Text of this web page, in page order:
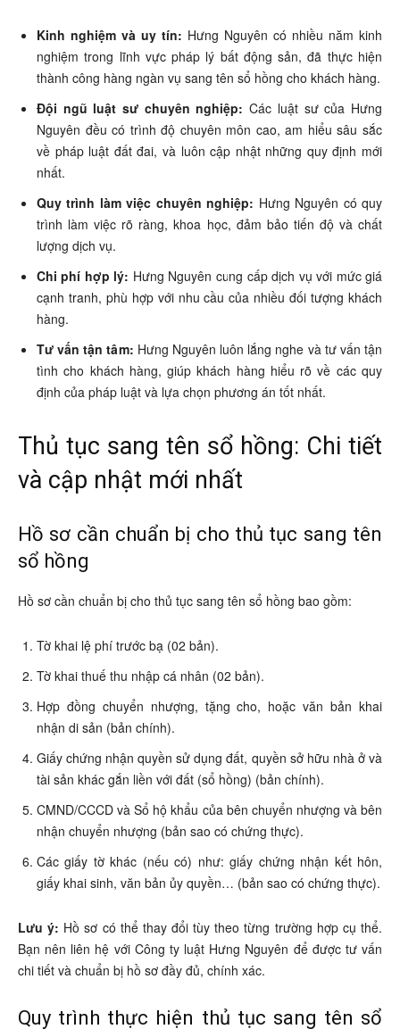
Kinh nghiệm và uy tín: Hưng Nguyên có nhiều năm kinh
nghiệm trong lĩnh vực pháp lý bất động sản, đã thực hiện
thành công hàng ngàn vụ sang tên sổ hồng cho khách hàng.
Đội ngũ luật sư chuyên nghiệp: Các luật sư của Hưng
Nguyên đều có trình độ chuyên môn cao, am hiểu sâu sắc
về pháp luật đất đai, và luôn cập nhật những quy định mới
nhất.
Quy trình làm việc chuyên nghiệp: Hưng Nguyên có quy
trình làm việc rõ ràng, khoa học, đảm bảo tiến độ và chất
lượng dịch vụ.
Chi phí hợp lý: Hưng Nguyên cung cấp dịch vụ với mức giá
cạnh tranh, phù hợp với nhu cầu của nhiều đối tượng khách
hàng.
Tư vấn tận tâm: Hưng Nguyên luôn lắng nghe và tư vấn tận
tình cho khách hàng, giúp khách hàng hiểu rõ về các quy
định của pháp luật và lựa chọn phương án tốt nhất.
Thủ tục sang tên sổ hồng: Chi tiết
và cập nhật mới nhất
Hồ sơ cần chuẩn bị cho thủ tục sang tên
sổ hồng
Hồ sơ cần chuẩn bị cho thủ tục sang tên sổ hồng bao gồm:
Tờ khai lệ phí trước bạ (02 bản).
Tờ khai thuế thu nhập cá nhân (02 bản).
Hợp đồng chuyển nhượng, tặng cho, hoặc văn bản khai
nhận di sản (bản chính).
Giấy chứng nhận quyền sử dụng đất, quyền sở hữu nhà ở và
tài sản khác gắn liền với đất (sổ hồng) (bản chính).
CMND/CCCD và Sổ hộ khẩu của bên chuyển nhượng và bên
nhận chuyển nhượng (bản sao có chứng thực).
Các giấy tờ khác (nếu có) như: giấy chứng nhận kết hôn,
giấy khai sinh, văn bản ủy quyền… (bản sao có chứng thực).
Lưu ý: Hồ sơ có thể thay đổi tùy theo từng trường hợp cụ thể.
Bạn nên liên hệ với Công ty luật Hưng Nguyên để được tư vấn
chi tiết và chuẩn bị hồ sơ đầy đủ, chính xác.
Quy trình thực hiện thủ tục sang tên sổ